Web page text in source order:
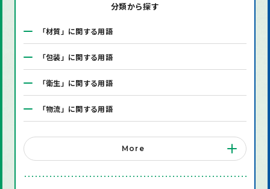
分類から探す
「材質」に関する用語
「包装」に関する用語
「衛生」に関する用語
「物流」に関する用語
「システム」に関する用語
「店舗備品」に関する用語
More